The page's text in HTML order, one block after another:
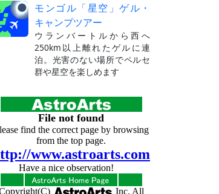
モンゴル「星空」ゲル・
キャンプツアー
ウランバートルから西へ
250km以上離れたゲルに連
泊。光害のない場所でペルセ
群や星空を楽しめます